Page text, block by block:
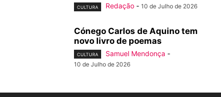
CULTURA Redação - 10 de Julho de 2026
Cónego Carlos de Aquino tem
novo livro de poemas
CULTURA Samuel Mendonça -
10 de Julho de 2026